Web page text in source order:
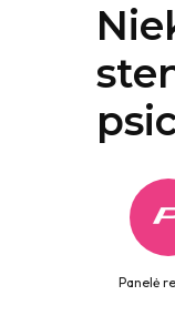
Panelė